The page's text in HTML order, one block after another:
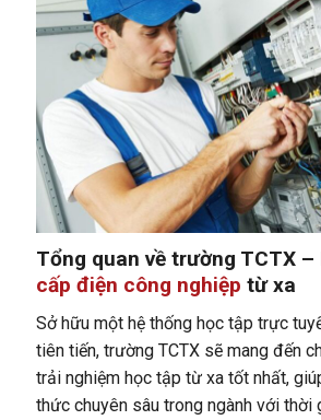
Tổng quan về trường TCTX –
cấp điện công nghiệp từ xa
Sở hữu một hệ thống học tập trực
tiên tiến, trường TCTX sẽ mang đến
trải nghiệm học tập từ xa tốt nhất,
thức chuyên sâu trong ngành với thời